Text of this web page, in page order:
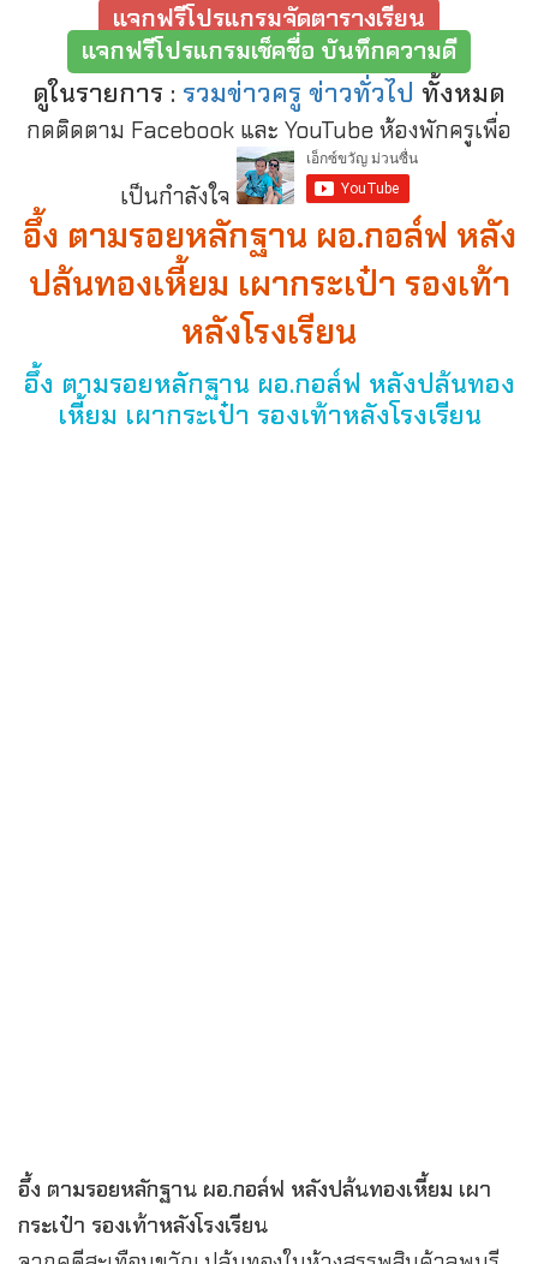
แจกฟรีโปรแกรมจัดตารางเรียน
แจกฟรีโปรแกรมเช็คชื่อ บันทึกความดี
ดูในรายการ : รวมข่าวครู ข่าวทั่วไป ทั้งหมด
กดติดตาม Facebook และ YouTube ห้องพักครูเพื่อ
เป็นกำลังใจ
อึ้ง ตามรอยหลักฐาน ผอ.กอล์ฟ หลัง
ปล้นทองเหี้ยม เผากระเป๋า รองเท้า
หลังโรงเรียน
อึ้ง ตามรอยหลักฐาน ผอ.กอล์ฟ หลังปล้นทอง
เหี้ยม เผากระเป๋า รองเท้าหลังโรงเรียน
อึ้ง ตามรอยหลักฐาน ผอ.กอล์ฟ หลังปล้นทองเหี้ยม เผา
กระเป๋า รองเท้าหลังโรงเรียน